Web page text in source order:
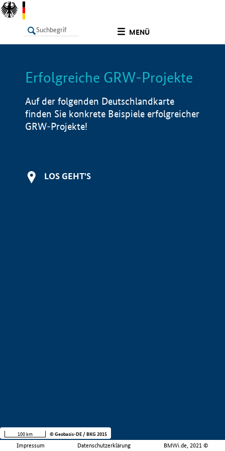
MENÜ
LISTE Info
Erfolgreiche GRW-Projekte
Auf der folgenden Deutschlandkarte
finden Sie konkrete Beispiele erfolgreicher
GRW-Projekte!
LOS GEHT'S
Impressum Datenschutzerklärung BMWi.de, 2021 ©
100 km © Geobasis-DE / BKG 2015